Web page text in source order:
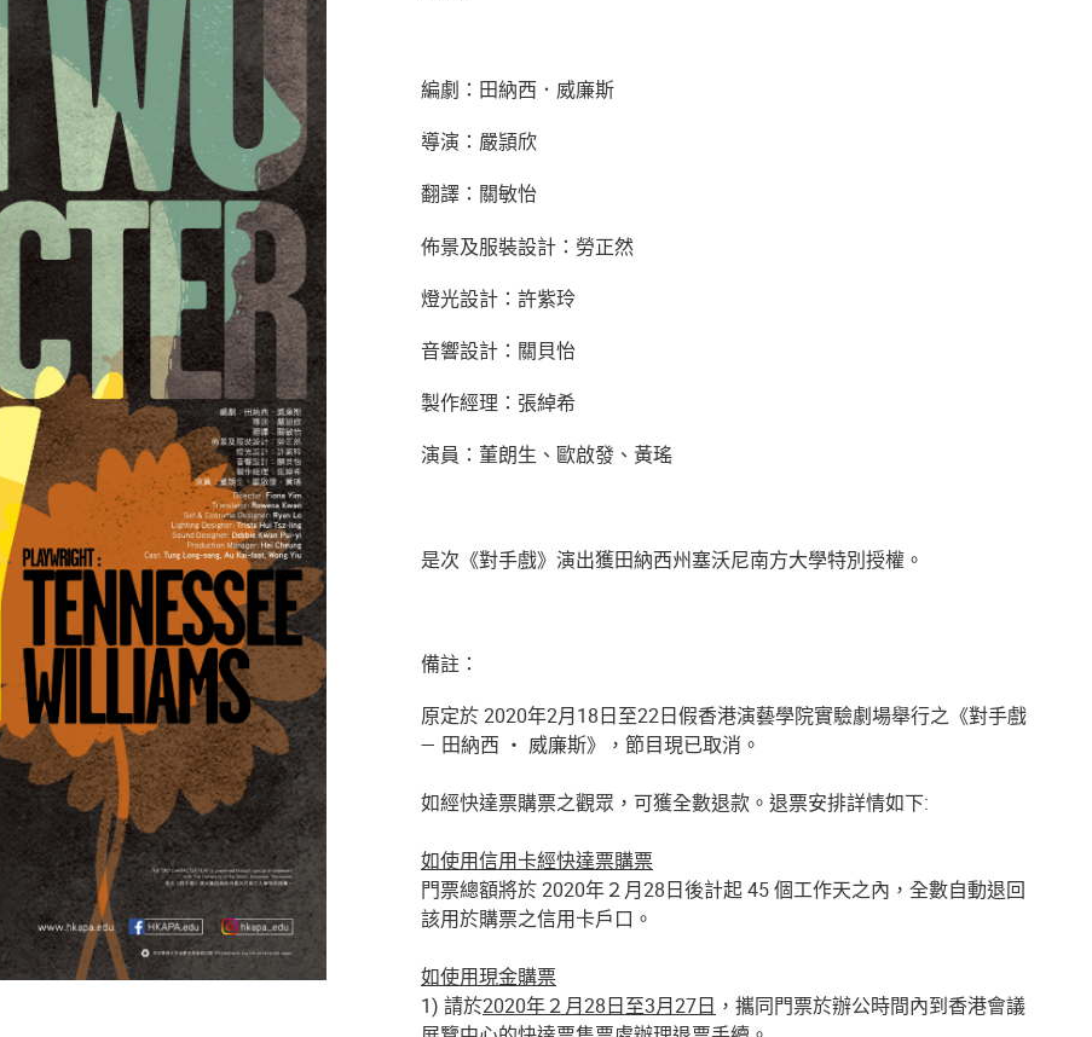
編劇：田納西．威廉斯
導演：嚴頴欣
翻譯：關敏怡
佈景及服裝設計：勞正然
燈光設計：許紫玲
音響設計：關貝怡
製作經理：張綽希
演員：董朗生、歐啟發、黃瑤
是次《對手戲》演出獲田納西州塞沃尼南方大學特別授權。
備註：
原定於 2020年2月18日至22日假香港演藝學院實驗劇場舉行之《對手戲
— 田納西 ‧ 威廉斯》，節目現已取消。
如經快達票購票之觀眾，可獲全數退款。退票安排詳情如下:
如使用信用卡經快達票購票
門票總額將於 2020年２月28日後計起 45 個工作天之內，全數自動退回
該用於購票之信用卡戶口。
如使用現金購票
1) 請於2020年２月28日至3月27日 ，攜同門票於辦公時間內到香港會議